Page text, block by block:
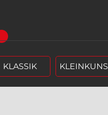
KLASSIK